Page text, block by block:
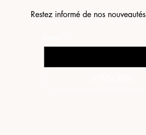
Restez informé de nos nouveautés